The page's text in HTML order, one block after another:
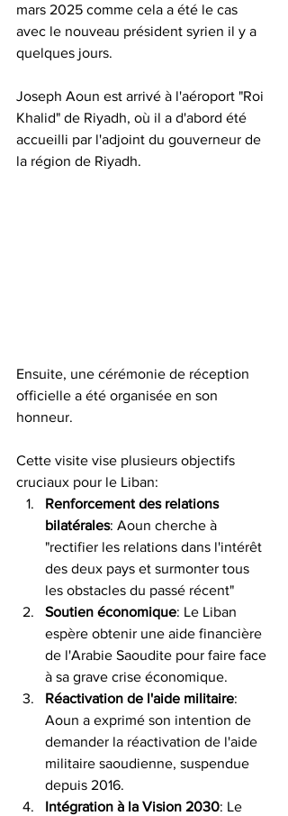
mars 2025 comme cela a été le cas
avec le nouveau président syrien il y a
quelques jours.
Joseph Aoun est arrivé à l'aéroport "Roi
Khalid" de Riyadh, où il a d'abord été
accueilli par l'adjoint du gouverneur de
la région de Riyadh.
Ensuite, une cérémonie de réception
officielle a été organisée en son
honneur.
Cette visite vise plusieurs objectifs
cruciaux pour le Liban:
Renforcement des relations
bilatérales: Aoun cherche à
"rectifier les relations dans l'intérêt
des deux pays et surmonter tous
les obstacles du passé récent"
Soutien économique: Le Liban
espère obtenir une aide financière
de l'Arabie Saoudite pour faire face
à sa grave crise économique.
Réactivation de l'aide militaire:
Aoun a exprimé son intention de
demander la réactivation de l'aide
militaire saoudienne, suspendue
depuis 2016.
Intégration à la Vision 2030: Le